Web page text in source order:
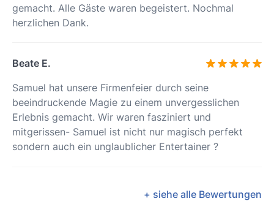
gemacht. Alle Gäste waren begeistert. Nochmal
herzlichen Dank.
Beate E.
Samuel hat unsere Firmenfeier durch seine
beeindruckende Magie zu einem unvergesslichen
Erlebnis gemacht. Wir waren fasziniert und
mitgerissen- Samuel ist nicht nur magisch perfekt
sondern auch ein unglaublicher Entertainer ?
+ siehe alle Bewertungen